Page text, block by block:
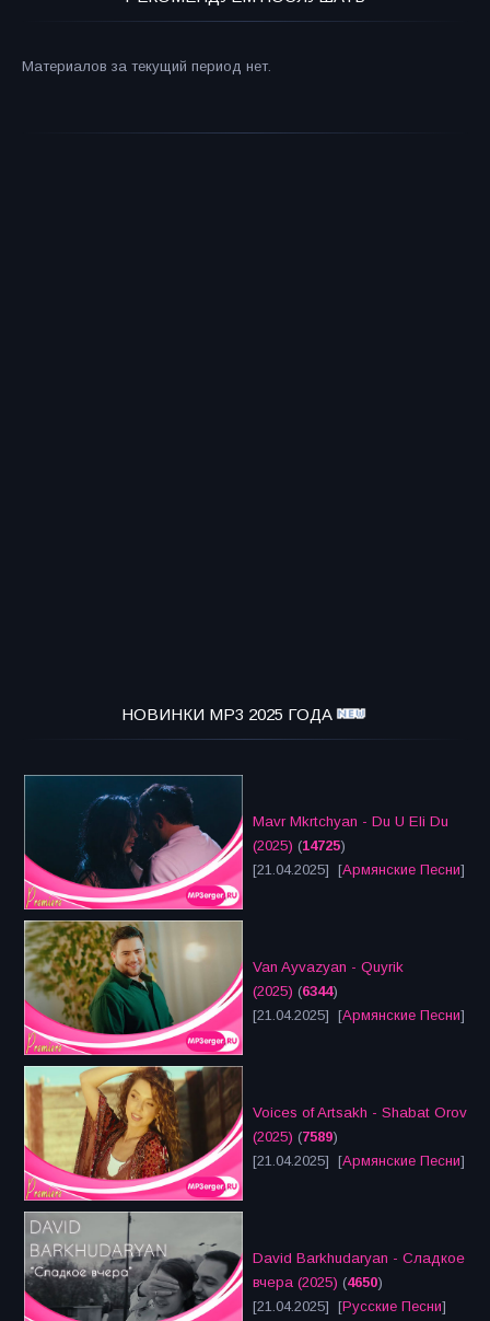
Материалов за текущий период нет.
НОВИНКИ MP3 2025 ГОДА
Mavr Mkrtchyan - Du U Eli Du
(2025) (14725)
[21.04.2025] [Армянские Песни]
Van Ayvazyan - Quyrik
(2025) (6344)
[21.04.2025] [Армянские Песни]
Voices of Artsakh - Shabat Orov
(2025) (7589)
[21.04.2025] [Армянские Песни]
David Barkhudaryan - Сладкое
вчера (2025) (4650)
[21.04.2025] [Русские Песни]